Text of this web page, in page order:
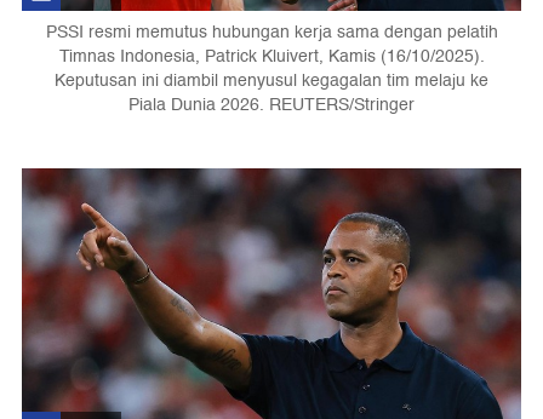
PSSI resmi memutus hubungan kerja sama dengan pelatih
Timnas Indonesia, Patrick Kluivert, Kamis (16/10/2025).
Keputusan ini diambil menyusul kegagalan tim melaju ke
Piala Dunia 2026. REUTERS/Stringer